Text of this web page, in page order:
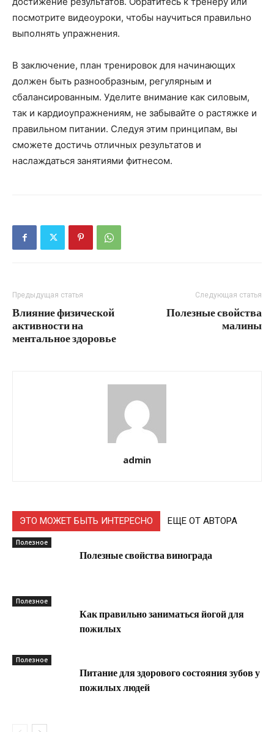
посмотрите видеоуроки, чтобы научиться правильно
выполнять упражнения.
В заключение, план тренировок для начинающих
должен быть разнообразным, регулярным и
сбалансированным. Уделите внимание как силовым,
так и кардиоупражнениям, не забывайте о растяжке и
правильном питании. Следуя этим принципам, вы
сможете достичь отличных результатов и
наслаждаться занятиями фитнесом.
Предыдущая статья
Влияние физической
активности на
ментальное здоровье
Следующая статья
Полезные свойства
малины
admin
ЭТО МОЖЕТ БЫТЬ ИНТЕРЕСНО ЕЩЕ ОТ АВТОРА
Полезное
Полезные свойства винограда
Полезное
Как правильно заниматься йогой для
пожилых
Полезное
Питание для здорового состояния зубов у
пожилых людей